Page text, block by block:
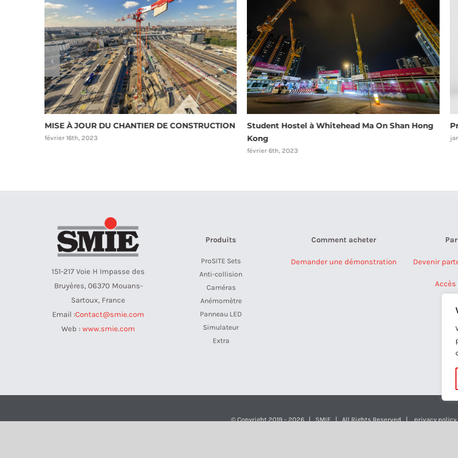
MISE À JOUR DU CHANTIER DE CONSTRUCTION
février 16th, 2023
Student Hostel à Whitehead Ma On Shan Hong
Kong
février 6th, 2023
151-217 Voie H Impasse des
Bruyères, 06370 Mouans-
Sartoux, France
Email :Contact@smie.com
Web : www.smie.com
Produits
ProSITE Sets
Anti-collision
Caméras
Anémomètre
Panneau LED
Simulateur
Extra
Comment acheter
Demander une démonstration Devenir
© Copyright 2019 - 2026 | SMIE | All Rights Reserved | privacy policy